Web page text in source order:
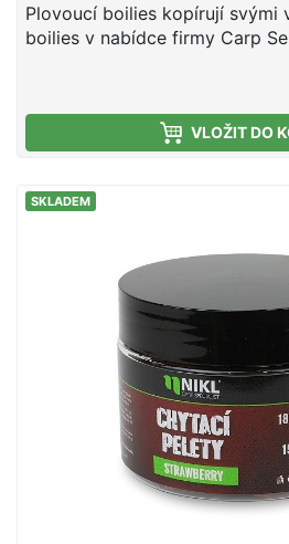
Plovoucí boilies kopírují svými
boilies v nabídce firmy Carp
snadno dodatečně dipovat v
Ideálním aromatizováním je
v podobě několika málo kapek.
zámrzu. - Balení: 50 g/ dóza -
VLOŽIT DO
SKLADEM